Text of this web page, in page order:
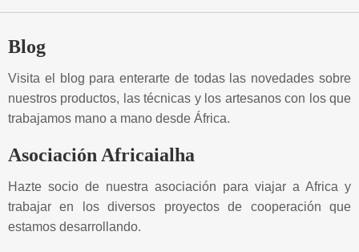
Blog
Visita el blog para enterarte de todas las novedades sobre
nuestros productos, las técnicas y los artesanos con los que
trabajamos mano a mano desde África.
Asociación Africaialha
Hazte socio de nuestra asociación para viajar a Africa y
trabajar en los diversos proyectos de cooperación que
estamos desarrollando.